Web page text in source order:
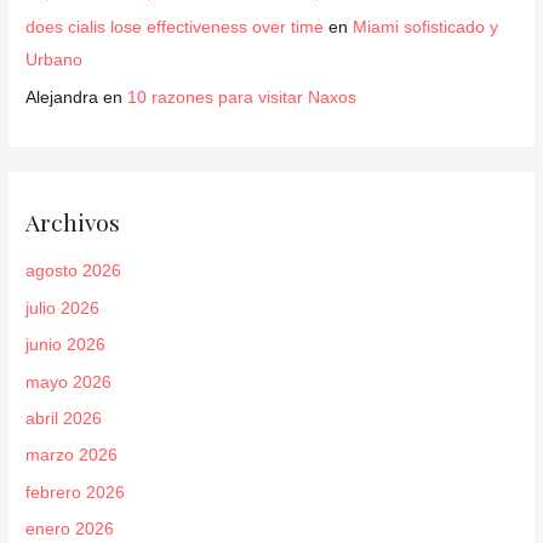
does cialis lose effectiveness over time en Miami sofisticado y
Urbano
Alejandra en 10 razones para visitar Naxos
Archivos
agosto 2026
julio 2026
junio 2026
mayo 2026
abril 2026
marzo 2026
febrero 2026
enero 2026